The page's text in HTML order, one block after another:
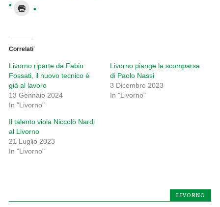
Correlati
Livorno riparte da Fabio
Fossati, il nuovo tecnico è
già al lavoro
13 Gennaio 2024
In "Livorno"
Livorno piange la scomparsa
di Paolo Nassi
3 Dicembre 2023
In "Livorno"
Il talento viola Niccolò Nardi
al Livorno
21 Luglio 2023
In "Livorno"
LIVORNO